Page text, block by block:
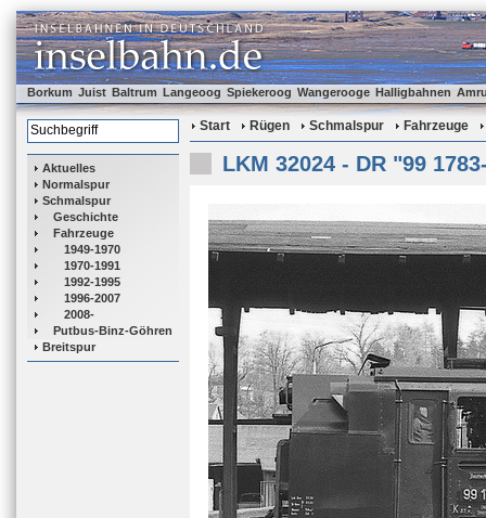
Borkum Juist Baltrum Langeoog Spiekeroog Wangerooge Halligbahnen
Aktuelles
Normalspur
Schmalspur
Geschichte
Fahrzeuge
1949-1970
1970-1991
1992-1995
1996-2007
2008-
Putbus-Binz-Göhren
Breitspur
Start Rügen Schmalspur Fahrzeuge
LKM 32024 - DR "99